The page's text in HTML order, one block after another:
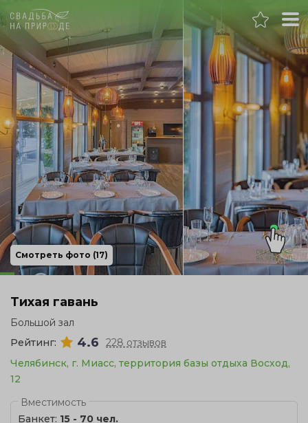
Челябинск
Банкет
Свадьба
День рождения
Выпускной
Корпоратив
Смотреть фото (17)
Тихая гавань
Большой зал
Рейтинг:
4.6
228 отзывов
Челябинск, г. Миасс, территория базы отдыха Восход,
12
Вместимость
Банкет: 15 - 70 чел.